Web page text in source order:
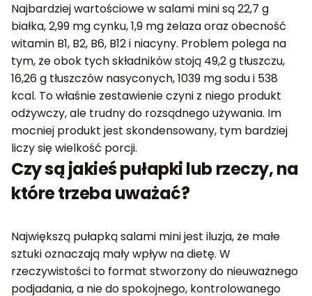
Najbardziej wartościowe w salami mini są 22,7 g
białka, 2,99 mg cynku, 1,9 mg żelaza oraz obecność
witamin B1, B2, B6, B12 i niacyny. Problem polega na
tym, że obok tych składników stoją 49,2 g tłuszczu,
16,26 g tłuszczów nasyconych, 1039 mg sodu i 538
kcal. To właśnie zestawienie czyni z niego produkt
odżywczy, ale trudny do rozsądnego używania. Im
mocniej produkt jest skondensowany, tym bardziej
liczy się wielkość porcji.
Czy są jakieś pułapki lub rzeczy, na
które trzeba uważać?
Największą pułapką salami mini jest iluzja, że małe
sztuki oznaczają mały wpływ na dietę. W
rzeczywistości to format stworzony do nieuważnego
podjadania, a nie do spokojnego, kontrolowanego